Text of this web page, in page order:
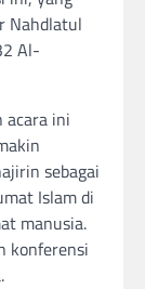
Nahdlatul
Al-
acara ini
sebagai
Islam di
manusia.
konferensi